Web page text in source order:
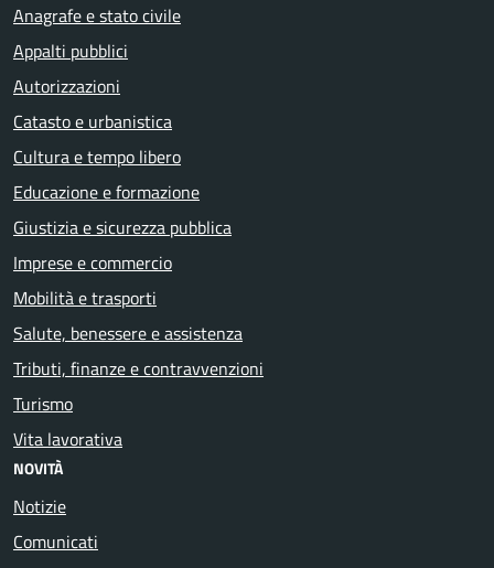
Anagrafe e stato civile
Appalti pubblici
Autorizzazioni
Catasto e urbanistica
Cultura e tempo libero
Educazione e formazione
Giustizia e sicurezza pubblica
Imprese e commercio
Mobilità e trasporti
Salute, benessere e assistenza
Tributi, finanze e contravvenzioni
Turismo
Vita lavorativa
NOVITÀ
Notizie
Comunicati